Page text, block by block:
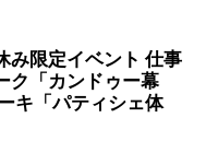
み限定イベント 仕事
ク「カンドゥー幕
キ「パティシェ体